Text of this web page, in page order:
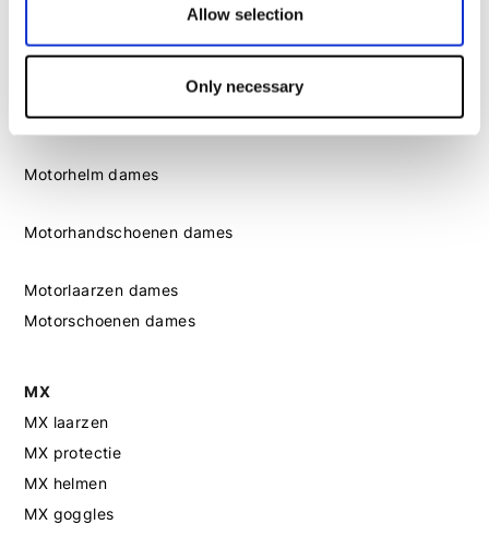
Allow selection
Only necessary
Motorpak dames
Motor leggings dames
Motorhelm dames
Motorhandschoenen dames
Motorlaarzen dames
Motorschoenen dames
MX
MX laarzen
MX protectie
MX helmen
MX goggles